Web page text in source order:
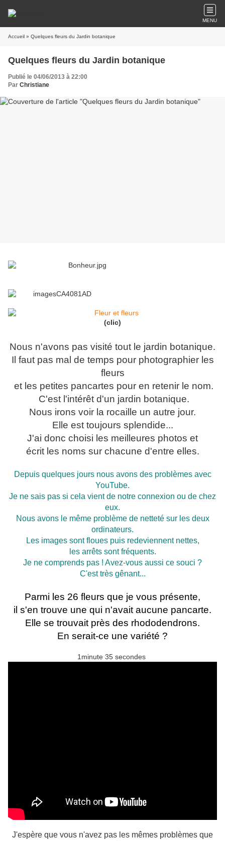
MENU
Accueil » Quelques fleurs du Jardin botanique
Quelques fleurs du Jardin botanique
Publié le 04/06/2013 à 22:00
Par Christiane
(clic)
Nous n'avons pas visité tout le jardin botanique.
Il faut pas mal de temps pour photographier les
fleurs
et les petites pancartes pour en retenir le nom.
C'est l'intérêt d'un jardin botanique.
Nous irons voir la rocaille un autre jour.
Elle est toujours splendide...
J'ai donc choisi les meilleures photos et
écrit les noms sur chacune d'entre elles.
Depuis quelques jours nous avons des problèmes avec
YouTube.
Je ne sais pas si cela vient de notre connexion ou de chez
eux.
Nous avons le même problème de netteté sur les deux
ordinateurs.
Les images sont floues puis redeviennent nettes,
les arrêts sont fréquents.
Je ne comprends pas ! Avez-vous aussi ce souci ?
C'est très gênant...
Parmi les 26 fleurs que je vous présente,
il s'en trouve une qui n'avait aucune pancarte.
Elle se trouvait près des rhododendrons.
En serait-ce une variété ?
1minute 35 secondes
J'espère que vous n'avez pas les mêmes problèmes que